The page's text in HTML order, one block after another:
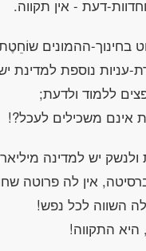
וחדוות-דעת - אין תקווה.
בחינוך-ההמונים
עניות נוספת למדינת
ללמוד ולדעת;
אינם משכילים לעכל?!
יש למדינה
אין לה פרוטה
השווה לכל נפש!
התקווה!